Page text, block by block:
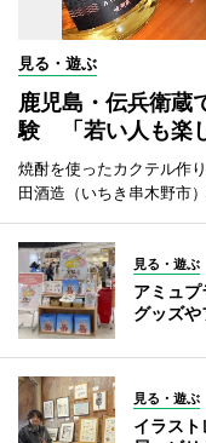
見る・遊ぶ
鹿児島・伝兵衛蔵
験 「若い人も楽
焼酎を使ったカクテル作
田酒造（いちき串木野市
見る・遊ぶ
アミュ
グッズ
見る・遊ぶ
イラス